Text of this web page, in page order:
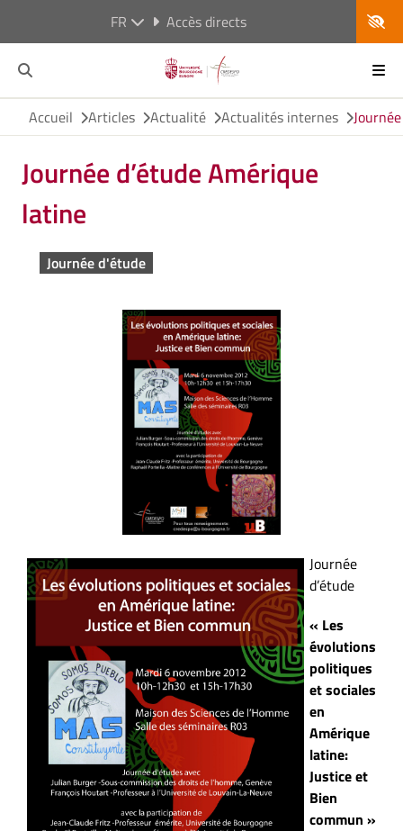
FR Accès directs
Accueil Articles Actualité Actualités internes
Journée d’étude Amérique
latine
Journée d'étude
Journée
d’étude
« Les
évolutions
politiques
et sociales
en
Amérique
latine:
Justice et
Bien
commun »